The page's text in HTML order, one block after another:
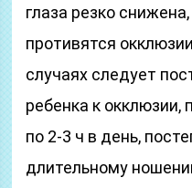
глаза резко
противятся
случаях следует
ребенка к окклюзии,
по 2-3 ч в день,
длительному